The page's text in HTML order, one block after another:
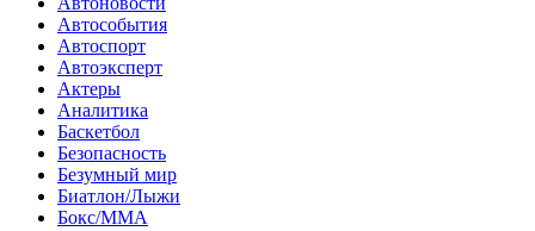
Автособытия
Автоспорт
Автоэксперт
Актеры
Аналитика
Баскетбол
Безопасность
Безумный мир
Биатлон/Лыжи
Бокс/MMA